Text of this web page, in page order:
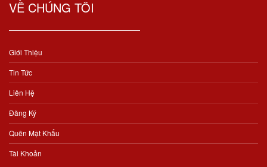
VỀ CHÚNG TÔI
Giới Thiệu
Tin Tức
Liên Hệ
Đăng Ký
Quên Mật Khẩu
Tài Khoản